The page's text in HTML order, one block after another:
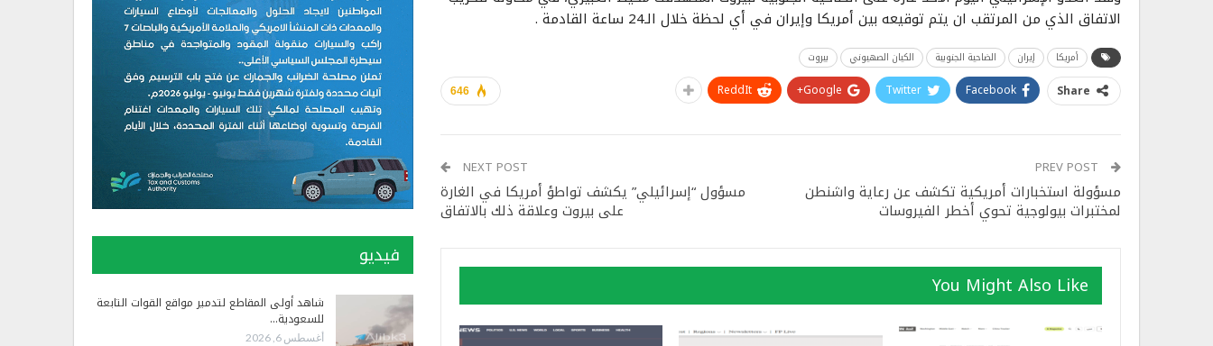
الاتفاق الذي من المرتقب ان يتم توقيعه بين أمريكا وإيران في أي لحظة خلال الـ24 ساعة القادمة .
أمريكا إيران الضاحية الجنوبية الكيان الصهيوني بيروت
646 Share
Facebook
Twitter
Google+
ReddIt
مسؤولة استخبارات أمريكية تكشف عن رعاية واشنطن
لمختبرات بيولوجية تحوي أخطر الفيروسات
NEXT POST
مسؤول “إسرائيلي” يكشف تواطؤ أمريكا في الغارة
على بيروت وعلاقة ذلك بالاتفاق
You Might Also Like
فيديو
شاهد أولى المقاطع لتدمير مواقع القوات التابعة
للسعودية…
أغسطس 6, 2026